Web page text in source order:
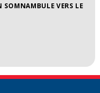
SOMNAMBULE VERS LE